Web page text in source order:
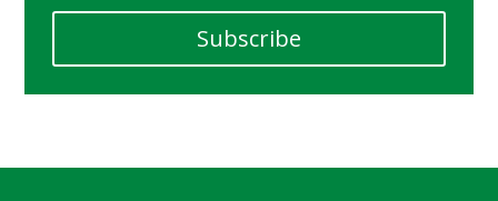
Subscribe